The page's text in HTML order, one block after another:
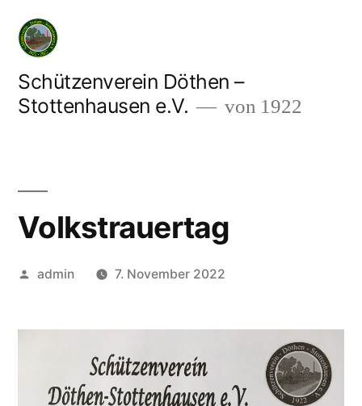
Zum
Inhalt
springen
Schützenverein Döthen –
Stottenhausen e.V.
von 1922
Volkstrauertag
Veröffentlicht
admin 7. November 2022